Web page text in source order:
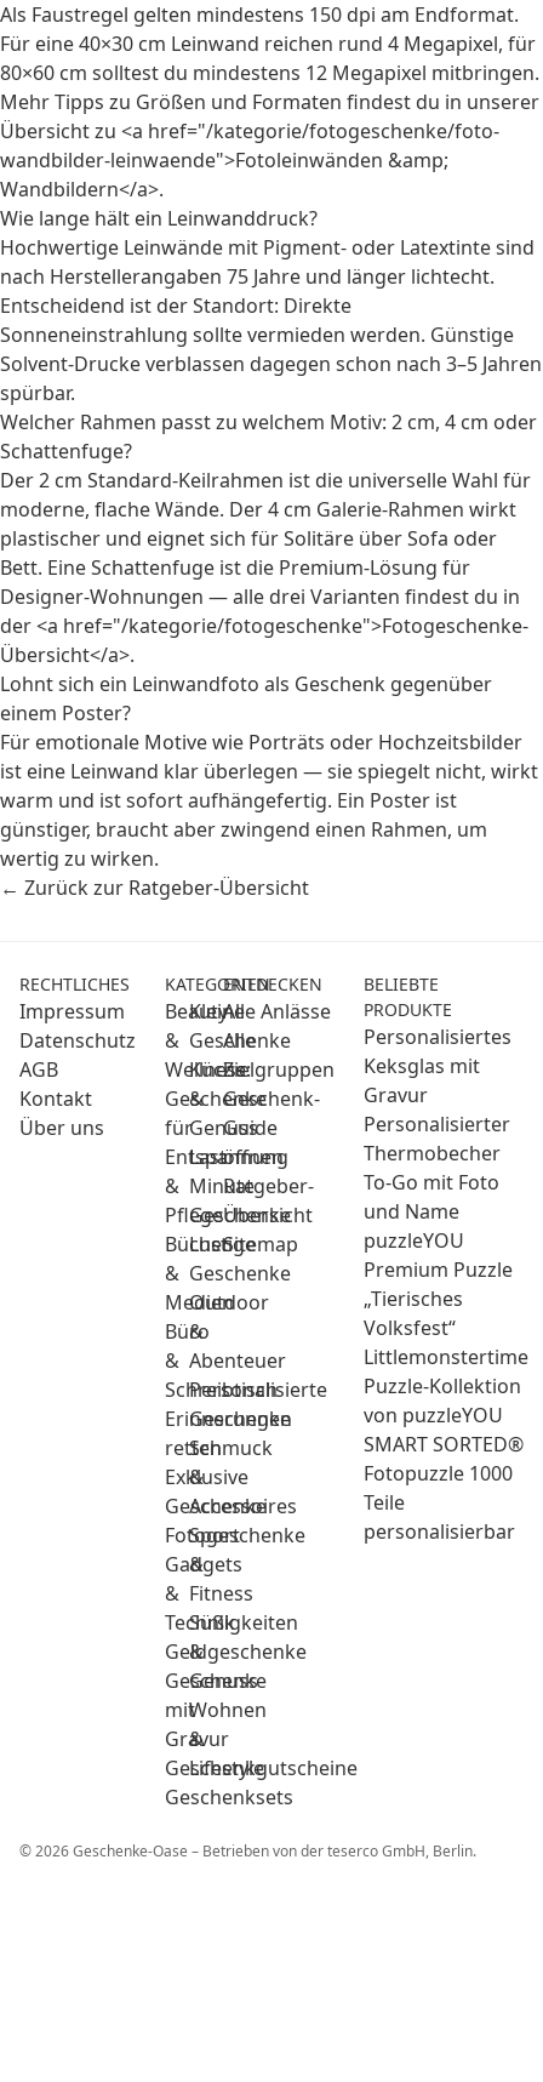
Als Faustregel gelten mindestens 150 dpi am Endformat.
Für eine 40×30 cm Leinwand reichen rund 4 Megapixel, für
80×60 cm solltest du mindestens 12 Megapixel mitbringen.
Mehr Tipps zu Größen und Formaten findest du in unserer
Übersicht zu <a href="/kategorie/fotogeschenke/foto-
wandbilder-leinwaende">Fotoleinwänden &amp;
Wandbildern</a>.
Wie lange hält ein Leinwanddruck?
Hochwertige Leinwände mit Pigment- oder Latextinte sind
nach Herstellerangaben 75 Jahre und länger lichtecht.
Entscheidend ist der Standort: Direkte
Sonneneinstrahlung sollte vermieden werden. Günstige
Solvent-Drucke verblassen dagegen schon nach 3–5 Jahren
spürbar.
Welcher Rahmen passt zu welchem Motiv: 2 cm, 4 cm oder
Schattenfuge?
Der 2 cm Standard-Keilrahmen ist die universelle Wahl für
moderne, flache Wände. Der 4 cm Galerie-Rahmen wirkt
plastischer und eignet sich für Solitäre über Sofa oder
Bett. Eine Schattenfuge ist die Premium-Lösung für
Designer-Wohnungen — alle drei Varianten findest du in
der <a href="/kategorie/fotogeschenke">Fotogeschenke-
Übersicht</a>.
Lohnt sich ein Leinwandfoto als Geschenk gegenüber
einem Poster?
Für emotionale Motive wie Porträts oder Hochzeitsbilder
ist eine Leinwand klar überlegen — sie spiegelt nicht, wirkt
warm und ist sofort aufhängefertig. Ein Poster ist
günstiger, braucht aber zwingend einen Rahmen, um
wertig zu wirken.
← Zurück zur Ratgeber-Übersicht
RECHTLICHES
Impressum
Datenschutz
AGB
Kontakt
Über uns
KATEGORIEN
Beauty
&
Wellness:
Geschenke
für
Entspannung
&
Pflege
Bücher
&
Medien
Büro
&
Schreibtisch
Erinnerungen
retten
Exklusive
Geschenke
Fotogeschenke
Gadgets
&
Technik
Geldgeschenke
Geschenke
mit
Gravur
Geschenkgutscheine
Geschenksets
Kleine
Geschenke
Küche
&
Genuss
Last
Minute
Geschenke
Lustige
Geschenke
Outdoor
&
Abenteuer
Personalisierte
Geschenke
Schmuck
&
Accessoires
Sport
&
Fitness
Süßigkeiten
&
Genuss
Wohnen
&
Lifestyle
ENTDECKEN
Alle Anlässe
Alle
Zielgruppen
Geschenk-
Guide
öffnen
Ratgeber-
Übersicht
Sitemap
BELIEBTE
PRODUKTE
Personalisiertes
Keksglas mit
Gravur
Personalisierter
Thermobecher
To-Go mit Foto
und Name
puzzleYOU
Premium Puzzle
„Tierisches
Volksfest“
Littlemonstertime
Puzzle-Kollektion
von puzzleYOU
SMART SORTED®
Fotopuzzle 1000
Teile
personalisierbar
© 2026 Geschenke-Oase – Betrieben von der teserco GmbH, Berlin.